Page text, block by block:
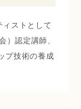
ストとして
認定講師、
プ技術の養成